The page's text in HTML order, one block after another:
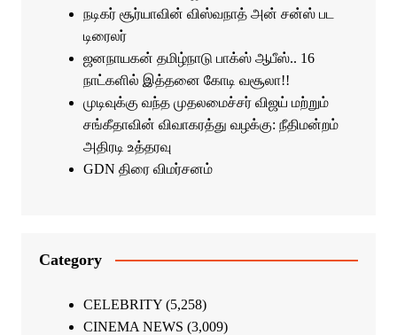
நடிகர் சூர்யாவின் விஸ்வநாத் அன் சன்ஸ் பட
டிரைலர்
ஜனநாயகன் தமிழ்நாடு பாக்ஸ் ஆபீஸ்.. 16
நாட்களில் இத்தனை கோடி வசூலா!!
முடிவுக்கு வந்த முதலமைச்சர் விஜய் மற்றும்
சங்கீதாவின் விவாகரத்து வழக்கு: நீதிமன்றம்
அதிரடி உத்தரவு
GDN திரை விமர்சனம்
Category
CELEBRITY(5,258)
CINEMA NEWS (3,009)